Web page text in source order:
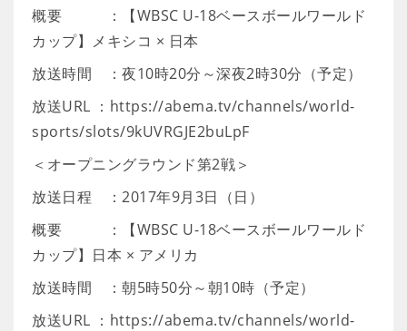
概要 ：【WBSC U-18ベースボールワールド
カップ】メキシコ × 日本
放送時間 ：夜10時20分～深夜2時30分（予定）
放送URL ：https://abema.tv/channels/world-
sports/slots/9kUVRGJE2buLpF
＜オープニングラウンド第2戦＞
放送日程 ：2017年9月3日（日）
概要 ：【WBSC U-18ベースボールワールド
カップ】日本 × アメリカ
放送時間 ：朝5時50分～朝10時（予定）
放送URL ：https://abema.tv/channels/world-